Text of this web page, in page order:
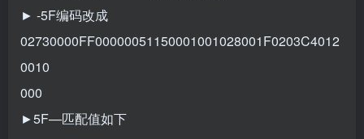
► -5F编码改成
02730000FF00000051150001001028001F0203C4012
0010
000
►5F—匹配值如下